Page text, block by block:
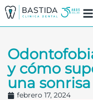
y cómo
una
febrero 17, 2024